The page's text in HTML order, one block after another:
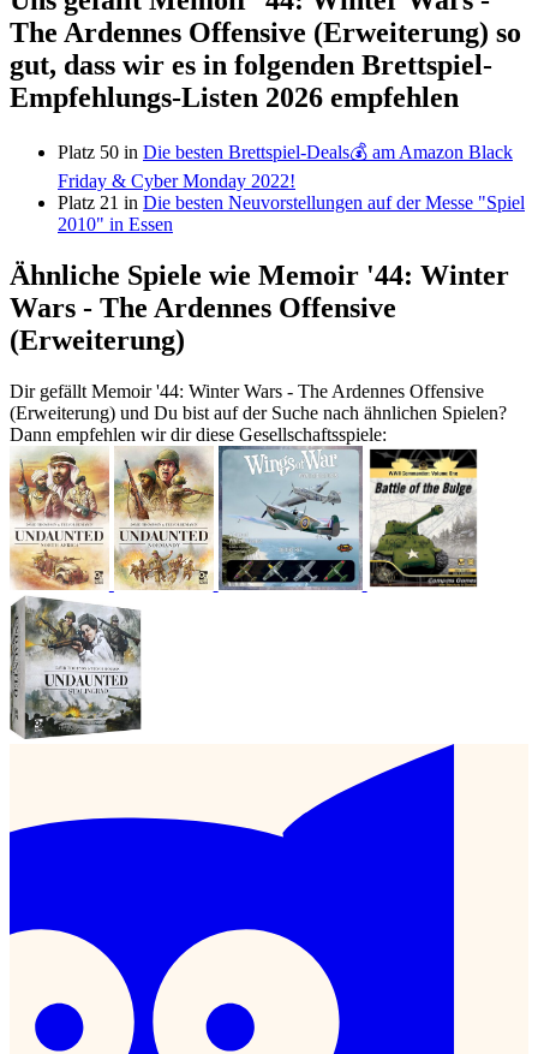
The Ardennes Offensive (Erweiterung) so
gut, dass wir es in folgenden Brettspiel-
Empfehlungs-Listen 2026 empfehlen
Platz 50 in Die besten Brettspiel-Deals💰 am Amazon Black
Friday & Cyber Monday 2022!
Platz 21 in Die besten Neuvorstellungen auf der Messe "Spiel
2010" in Essen
Ähnliche Spiele wie Memoir '44: Winter
Wars - The Ardennes Offensive
(Erweiterung)
Dir gefällt Memoir '44: Winter Wars - The Ardennes Offensive
(Erweiterung) und Du bist auf der Suche nach ähnlichen Spielen?
Dann empfehlen wir dir diese Gesellschaftsspiele: